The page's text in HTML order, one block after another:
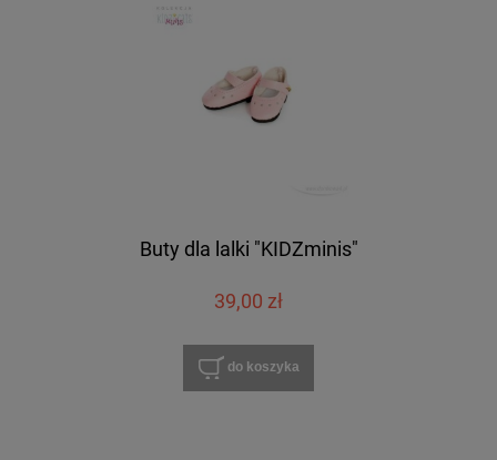
Buty dla lalki "KIDZminis"
39,00 zł
do koszyka